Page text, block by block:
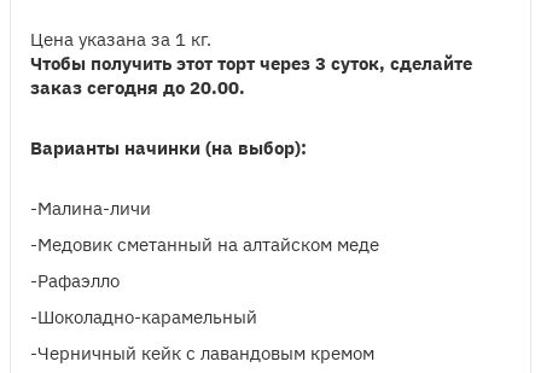
Цена указана за 1 кг.
Чтобы получить этот торт через 3 суток, сделайте
заказ сегодня до 20.00.
Варианты начинки (на выбор):
-Малина-личи
-Медовик сметанный на алтайском меде
-Рафаэлло
-Шоколадно-карамельный
-Черничный кейк с лавандовым кремом